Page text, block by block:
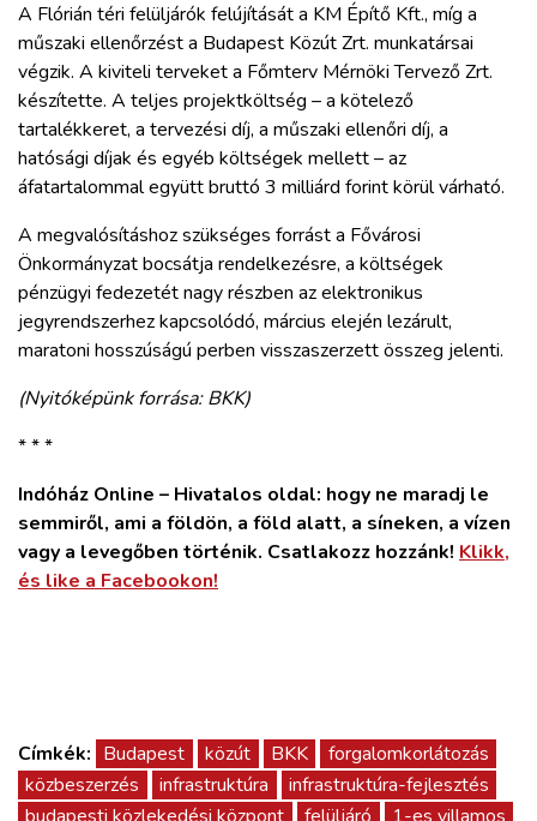
A Flórián téri felüljárók felújítását a KM Építő Kft., míg a
műszaki ellenőrzést a Budapest Közút Zrt. munkatársai
végzik. A kiviteli terveket a Főmterv Mérnöki Tervező Zrt.
készítette. A teljes projektköltség – a kötelező
tartalékkeret, a tervezési díj, a műszaki ellenőri díj, a
hatósági díjak és egyéb költségek mellett – az
áfatartalommal együtt bruttó 3 milliárd forint körül várható.
A megvalósításhoz szükséges forrást a Fővárosi
Önkormányzat bocsátja rendelkezésre, a költségek
pénzügyi fedezetét nagy részben az elektronikus
jegyrendszerhez kapcsolódó, március elején lezárult,
maratoni hosszúságú perben visszaszerzett összeg jelenti.
(Nyitóképünk forrása: BKK)
* * *
Indóház Online – Hivatalos oldal: hogy ne maradj le
semmiről, ami a földön, a föld alatt, a síneken, a vízen
vagy a levegőben történik. Csatlakozz hozzánk! Klikk,
és like a Facebookon!
Címkék: Budapest közút BKK
forgalomkorlátozás
közbeszerzés
infrastruktúra
infrastruktúra-fejlesztés